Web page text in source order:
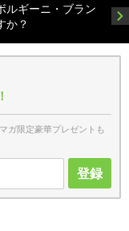
ルギーニ・ブラン
か？
ガ限定豪華プレゼントも
登録